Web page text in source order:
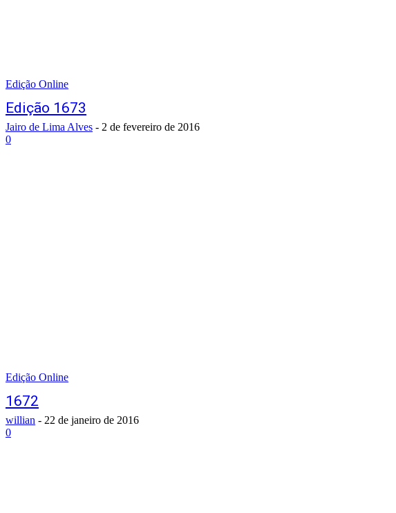
Edição Online
Edição 1673
Jairo de Lima Alves - 2 de fevereiro de 2016
0
Edição Online
1672
willian - 22 de janeiro de 2016
0